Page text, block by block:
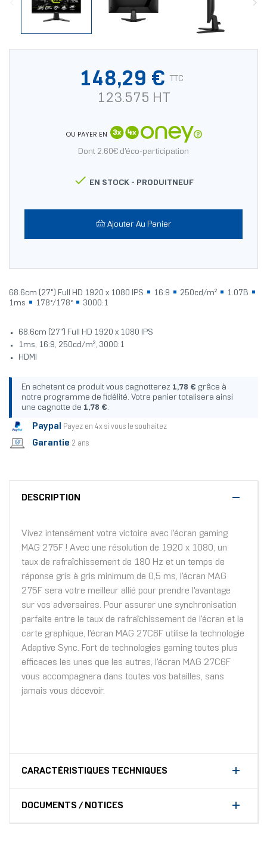
148,29 € TTC
123.575 HT
OU PAYER EN
Dont 2.60€ d'éco-participation
 EN STOCK - PRODUITNEUF
Ajouter Au Panier
68.6cm (27") Full HD 1920 x 1080 IPS 16:9 250cd/m²
1.07B
1ms
178°/178° 3000:1
68.6cm (27") Full HD 1920 x 1080 IPS
1ms, 16:9, 250cd/m², 3000:1
HDMI
En achetant ce produit vous cagnotterez 1,78 € grâce à
notre programme de fidélité. Votre panier totalisera ainsi
une cagnotte de 1,78 €.
Paypal Payez en 4x si vous le souhaitez
Garantie 2 ans
DESCRIPTION
Vivez intensément votre victoire avec l'écran gaming
MAG 275F ! Avec une résolution de 1920 x 1080, un
taux de rafraîchissement de 180 Hz et un temps de
réponse gris à gris minimum de 0,5 ms, l'écran MAG
275F sera votre meilleur allié pour prendre l'avantage
sur vos adversaires. Pour assurer une synchronisation
parfaite entre le taux de rafraîchissement de l'écran et la
carte graphique, l'écran MAG 27C6F utilise la technologie
Adaptive Sync. Fort de technologies gaming toutes plus
efficaces les unes que les autres, l'écran MAG 27C6F
vous accompagnera dans toutes vos batailles, sans
jamais vous décevoir.
CARACTÉRISTIQUES TECHNIQUES
DOCUMENTS / NOTICES